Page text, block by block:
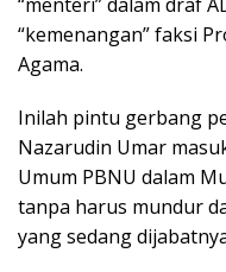
“kemenangan” faksi
Agama.
Inilah pintu gerbang
Nazarudin Umar
Umum PBNU dalam
tanpa harus mundur
yang sedang